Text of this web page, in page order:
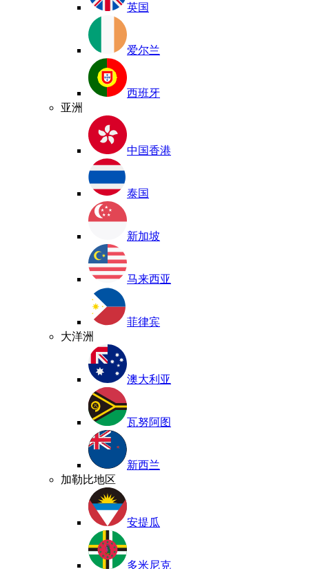
英国
爱尔兰
西班牙
亚洲
中国香港
泰国
新加坡
马来西亚
菲律宾
大洋洲
澳大利亚
瓦努阿图
新西兰
加勒比地区
安提瓜
多米尼克